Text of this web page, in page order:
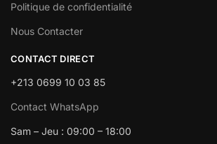
Politique de confidentialité
Nous Contacter
CONTACT DIRECT
+213 0699 10 03 85
Contact WhatsApp
Sam – Jeu : 09:00 – 18:00